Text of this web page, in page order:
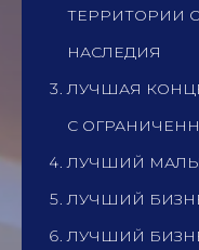
ТЕРРИТОРИИ
НАСЛЕДИЯ
ЛУЧШАЯ
С
ЛУЧШИЙ
ЛУЧШИЙ
ЛУЧШИЙ